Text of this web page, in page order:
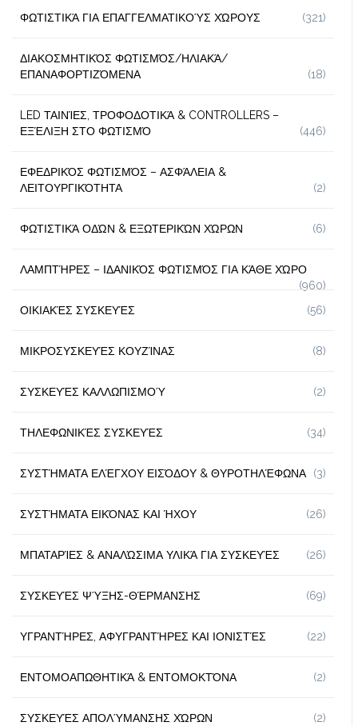
ΦΩΤΙΣΤΙΚΆ ΓΙΑ ΕΠΑΓΓΕΛΜΑΤΙΚΟΎΣ ΧΏΡΟΥΣ (321)
ΔΙΑΚΟΣΜΗΤΙΚΌΣ ΦΩΤΙΣΜΌΣ/ΗΛΙΑΚΆ/
ΕΠΑΝΑΦΟΡΤΙΖΌΜΕΝΑ
(18)
LED ΤΑΙΝΊΕΣ, ΤΡΟΦΟΔΟΤΙΚΆ & CONTROLLERS –
ΕΞΈΛΙΞΗ ΣΤΟ ΦΩΤΙΣΜΌ
(446)
ΕΦΕΔΡΙΚΌΣ ΦΩΤΙΣΜΌΣ – ΑΣΦΆΛΕΙΑ &
ΛΕΙΤΟΥΡΓΙΚΌΤΗΤΑ
(2)
ΦΩΤΙΣΤΙΚΆ ΟΔΏΝ & ΕΞΩΤΕΡΙΚΏΝ ΧΏΡΩΝ (6)
ΛΑΜΠΤΉΡΕΣ – ΙΔΑΝΙΚΌΣ ΦΩΤΙΣΜΌΣ ΓΙΑ ΚΆΘΕ ΧΏΡΟ
(960)
ΟΙΚΙΑΚΈΣ ΣΥΣΚΕΥΈΣ
(56)
ΜΙΚΡΟΣΥΣΚΕΥΈΣ ΚΟΥΖΊΝΑΣ (8)
ΣΥΣΚΕΥΈΣ ΚΑΛΛΩΠΙΣΜΟΎ (2)
ΤΗΛΕΦΩΝΙΚΈΣ ΣΥΣΚΕΥΈΣ (34)
ΣΥΣΤΉΜΑΤΑ ΕΛΈΓΧΟΥ ΕΙΣΌΔΟΥ & ΘΥΡΟΤΗΛΈΦΩΝΑ (3)
ΣΥΣΤΉΜΑΤΑ ΕΙΚΌΝΑΣ ΚΑΙ ΉΧΟΥ (26)
ΜΠΑΤΑΡΊΕΣ & ΑΝΑΛΏΣΙΜΑ ΥΛΙΚΆ ΓΙΑ ΣΥΣΚΕΥΈΣ (26)
ΣΥΣΚΕΥΈΣ ΨΎΞΗΣ-ΘΈΡΜΑΝΣΗΣ (69)
ΥΓΡΑΝΤΉΡΕΣ, ΑΦΥΓΡΑΝΤΉΡΕΣ ΚΑΙ ΙΟΝΙΣΤΈΣ (22)
ΕΝΤΟΜΟΑΠΩΘΗΤΙΚΆ & ΕΝΤΟΜΟΚΤΌΝΑ (2)
ΣΥΣΚΕΥΈΣ ΑΠΟΛΎΜΑΝΣΗΣ ΧΏΡΩΝ (2)